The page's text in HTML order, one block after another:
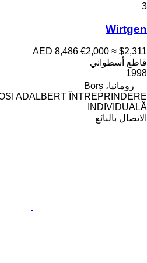
3
Wirtgen
AED 8,486 €2,000 ≈ $2,311
قاطع أسطواني
1998
رومانيا، Borș
ADALBERT ÎNTREPRINDERE
INDIVIDUALĂ
الاتصال بالبائع